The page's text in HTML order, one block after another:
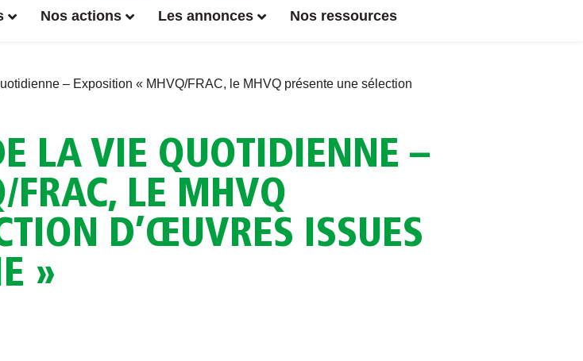
Nos actions Les annonces Nos ressources
– Exposition « MHVQ/FRAC, le MHVQ présente une sélection
LA VIE QUOTIDIENNE –
LE MHVQ
D’ŒUVRES ISSUES
»